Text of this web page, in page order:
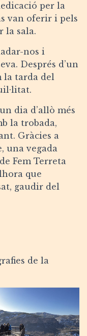
per la
van oferir i pels
la sala.
nos i
Després d’un
la tarda del
dia d’allò més
la trobada,
Gràcies a
una vegada
Fem Terreta
que
gaudir del
de la